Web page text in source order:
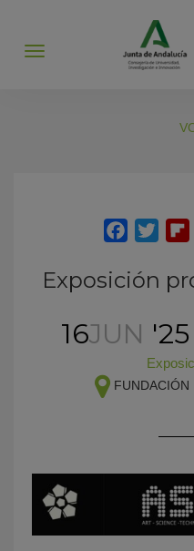
Abrir
Exposición
16JUN
FUNDACIÓN